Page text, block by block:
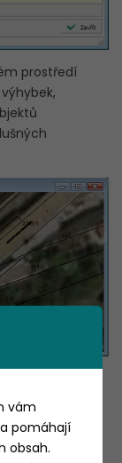
prostředí
vedení linek
včetně
vám
pomáhají
obsah.